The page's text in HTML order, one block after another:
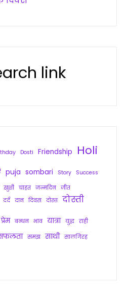
link
Dosti Friendship
Holi
puja sombari Story
Success
खुशी चाहत जन्मदिन जीत
दर्द दान दिवस दोस्त दोस्ती
प्रेम बन्धन भाव यात्रा युद्ध राही
समझ साथी सालगिरह